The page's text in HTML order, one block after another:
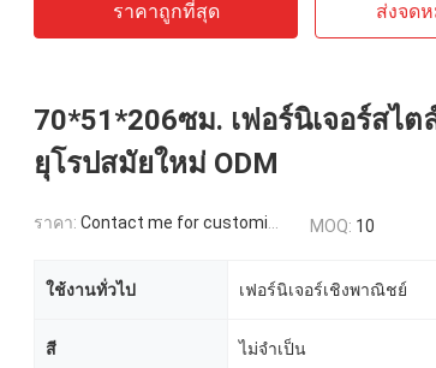
ราคาถูกที่สุด ส่งจดห
70*51*206ซม. เฟอร์นิเจอร์สไต
ยุโรปสมัยใหม่ ODM
ราคา: Contact me for customized MOQ: 10
ใช้งานทั่วไป เฟอร์นิเจอร์เชิงพาณิชย์
สี ไม่จำเป็น